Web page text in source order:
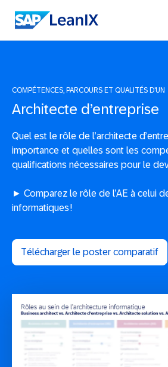
COMPÉTENCES, PARCOURS ET QUALITÉS D'UN
Architecte d’entreprise
Quel est le rôle de l’architecte
importance et quelles sont les
qualifications nécessaires pour le
► Comparez le rôle de l’AE à celui
informatiques !
Télécharger le poster comparatif